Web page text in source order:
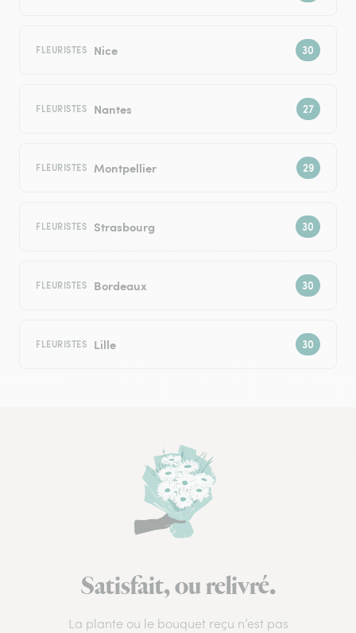
FLEURISTES Nice
FLEURISTES Nantes
FLEURISTES Montpellier
FLEURISTES Strasbourg
FLEURISTES Bordeaux
FLEURISTES Lille
Satisfait, ou relivré.
La plante ou le bouquet reçu n’est pas